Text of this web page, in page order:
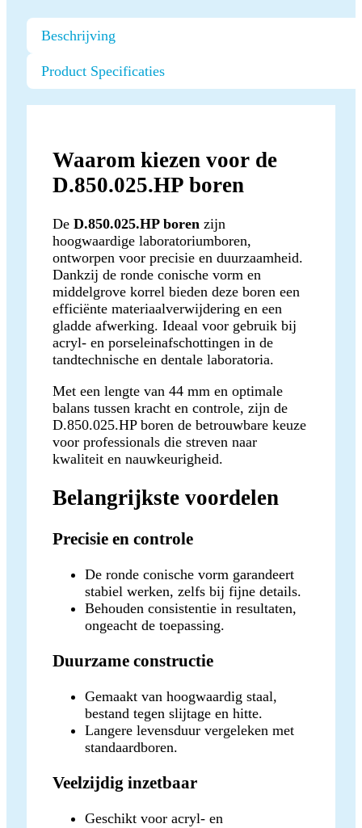
Beschrijving
Product Specificaties
Waarom kiezen voor de
D.850.025.HP boren
De D.850.025.HP boren zijn
hoogwaardige laboratoriumboren,
ontworpen voor precisie en duurzaamheid.
Dankzij de ronde conische vorm en
middelgrove korrel bieden deze boren een
efficiënte materiaalverwijdering en een
gladde afwerking. Ideaal voor gebruik bij
acryl- en porseleinafschottingen in de
tandtechnische en dentale laboratoria.
Met een lengte van 44 mm en optimale
balans tussen kracht en controle, zijn de
D.850.025.HP boren de betrouwbare keuze
voor professionals die streven naar
kwaliteit en nauwkeurigheid.
Belangrijkste voordelen
Precisie en controle
De ronde conische vorm garandeert
stabiel werken, zelfs bij fijne details.
Behouden consistentie in resultaten,
ongeacht de toepassing.
Duurzame constructie
Gemaakt van hoogwaardig staal,
bestand tegen slijtage en hitte.
Langere levensduur vergeleken met
standaardboren.
Veelzijdig inzetbaar
Geschikt voor acryl- en